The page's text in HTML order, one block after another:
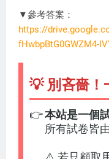
▼參考答案：
https://
fHwbpBtG0GWZM4-
💡 別吝嗇！
本站是一個
👉
所有試卷皆